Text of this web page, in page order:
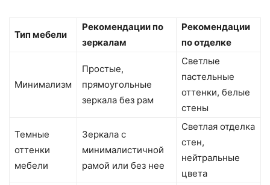
Тип мебели
Рекомендации по
зеркалам
Рекомендации
по отделке
Минимализм
Простые,
прямоугольные
зеркала без рам
Светлые
пастельные
оттенки, белые
стены
Темные
оттенки
мебели
Зеркала с
минималистичной
рамой или без нее
Светлая отделка
стен,
нейтральные
цвета